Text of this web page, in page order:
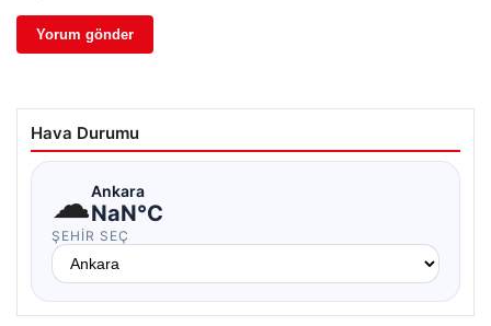
Hava Durumu
☁Ankara
NaN°C
ŞEHIR SEÇ